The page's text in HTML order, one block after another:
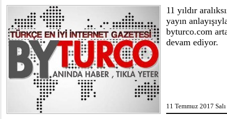
11 yıldır
yayın
byturco.com
devam ediyor.
11 Temmuz 2017